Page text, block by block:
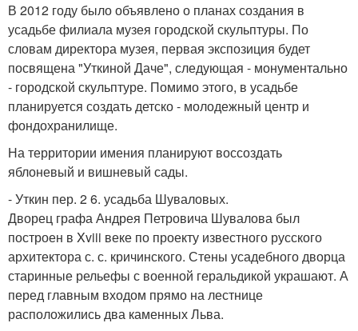
В 2012 году было объявлено о планах создания в
усадьбе филиала музея городской скульптуры. По
словам директора музея, первая экспозиция будет
посвящена "Уткиной Даче", следующая - монументально
- городской скульптуре. Помимо этого, в усадьбе
планируется создать детско - молодежный центр и
фондохранилище.
На территории имения планируют воссоздать
яблоневый и вишневый сады.
- Уткин пер. 2 6. усадьба Шуваловых.
Дворец графа Андрея Петровича Шувалова был
построен в Xviii веке по проекту известного русского
архитектора с. с. кричинского. Стены усадебного дворца
старинные рельефы с военной геральдикой украшают. А
перед главным входом прямо на лестнице
расположились два каменных Льва.